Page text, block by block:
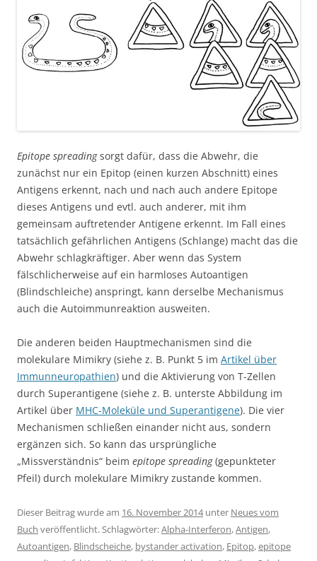
Epitope spreadingsorgt dafür, dass die Abwehr, die
zunächst nur ein Epitop (einen kurzen Abschnitt) eines
Antigens erkennt, nach und nach auch andere Epitope
dieses Antigens und evtl. auch anderer, mit ihm
gemeinsam auftretender Antigene erkennt. Im Fall eines
tatsächlich gefährlichen Antigens (Schlange) macht das die
Abwehr schlagkräftiger. Aber wenn das System
fälschlicherweise auf ein harmloses Autoantigen
(Blindschleiche) anspringt, kann derselbe Mechanismus
auch die Autoimmunreaktion ausweiten.
Die anderen beiden Hauptmechanismen sind die
molekulare Mimikry (siehe z. B. Punkt 5 im Artikel über
Immunneuropathien) und die Aktivierung von T-Zellen
durch Superantigene (siehe z. B. unterste Abbildung im
Artikel über MHC-Moleküle und Superantigene). Die vier
Mechanismen schließen einander nicht aus, sondern
ergänzen sich. So kann das ursprüngliche
„Missverständnis“ beim epitope spreading(gepunkteter
Pfeil) durch molekulare Mimikry zustande kommen.
Dieser Beitrag wurde am 16. November 2014unter Neues vom
Buch veröffentlicht. Schlagwörter:Alpha-Interferon,Antigen,
Autoantigen, Blindscheiche, bystander activation, Epitop,epitope